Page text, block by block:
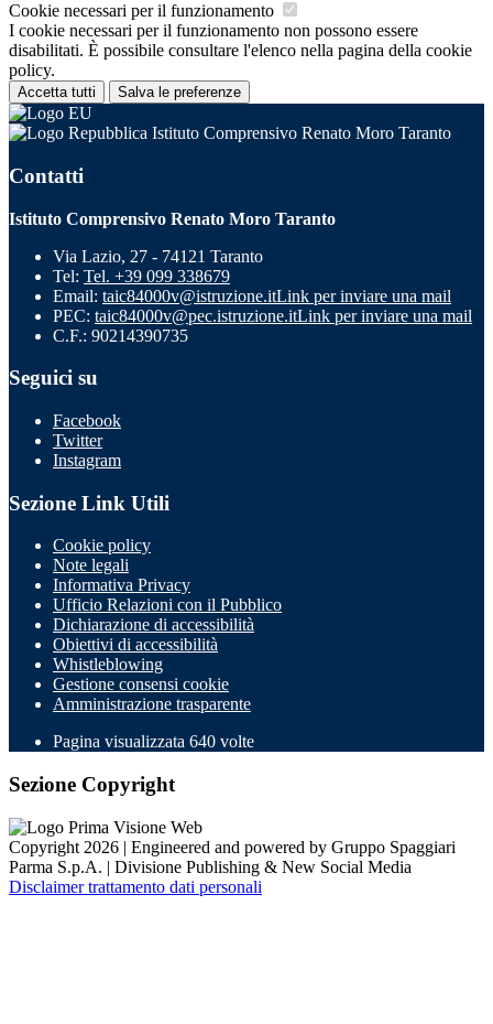
Cookie necessari per il funzionamento
I cookie necessari per il funzionamento non possono essere
disabilitati. È possibile consultare l'elenco nella pagina della cookie
policy.
Accetta tutti Salva le preferenze
Istituto Comprensivo Renato Moro Taranto
Contatti
Istituto Comprensivo Renato Moro Taranto
Via Lazio, 27 - 74121 Taranto
Tel: Tel. +39 099 338679
Email: taic84000v@istruzione.itLink per inviare una mail
PEC: taic84000v@pec.istruzione.itLink per inviare una mail
C.F.: 90214390735
Seguici su
Facebook
Twitter
Instagram
Sezione Link Utili
Cookie policy
Note legali
Informativa Privacy
Ufficio Relazioni con il Pubblico
Dichiarazione di accessibilità
Obiettivi di accessibilità
Whistleblowing
Gestione consensi cookie
Amministrazione trasparente
Pagina visualizzata 640 volte
Sezione Copyright
Copyright 2026 | Engineered and powered by Gruppo Spaggiari
Parma S.p.A. | Divisione Publishing & New Social Media
Disclaimer trattamento dati personali